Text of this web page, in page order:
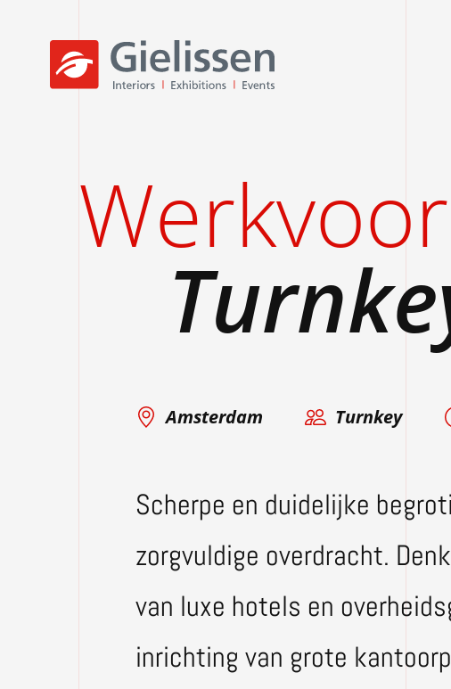
Amsterdam Turnkey
Scherpe en duidelijke
zorgvuldige overdracht.
van luxe hotels en
inrichting van grote